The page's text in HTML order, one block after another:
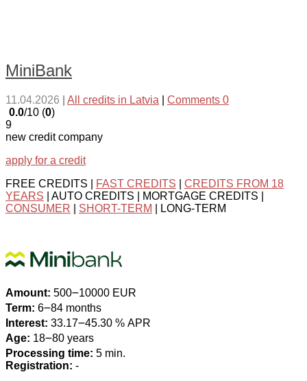
MiniBank
11.04.2026 All credits in Latvia
Comments 0
0.0/10 (0)
9
new credit company
apply for a credit
FREE CREDITS |
FAST CREDITS
CREDITS FROM 18
YEARS | AUTO CREDITS | MORTGAGE CREDITS |
CONSUMER
SHORT-TERM | LONG-TERM
Amount: 500౼10000 EUR
Term: 6౼84 months
Interest: 33.17౼45.30 % APR
Age: 18౼80 years
Processing time: 5 min.
Registration: -